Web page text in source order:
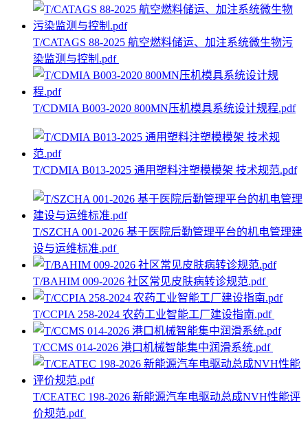
T/CATAGS 88-2025 航空燃料储运、加注系统微生物污
染监测与控制.pdf
T/CDMIA B003-2020 800MN压机模具系统设计规程.pdf
T/CDMIA B013-2025 通用塑料注塑模模架 技术规范.pdf
T/SZCHA 001-2026 基于医院后勤管理平台的机电管理建
设与运维标准.pdf
T/BAHIM 009-2026 社区常见皮肤病转诊规范.pdf
T/CCPIA 258-2024 农药工业智能工厂建设指南.pdf
T/CCMS 014-2026 港口机械智能集中润滑系统.pdf
T/CEATEC 198-2026 新能源汽车电驱动总成NVH性能评
价规范.pdf